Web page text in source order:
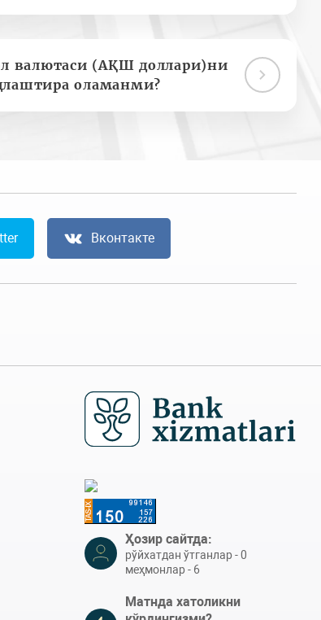
валютаси (АҚШ доллари)ни
оламанми?
Вконтакте
Ҳозир сайтда:
рўйхатдан ўтганлар - 0
меҳмонлар - 6
Матнда хатоликни